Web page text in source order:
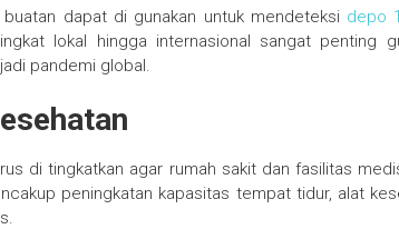
dapat di gunakan untuk mendeteksi depo
lokal hingga internasional sangat penting
pandemi global.
di tingkatkan agar rumah sakit dan fasilitas
peningkatan kapasitas tempat tidur, alat